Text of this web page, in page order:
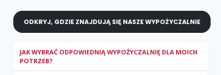
ODKRYJ, GDZIE ZNAJDUJĄ SIĘ NASZE WYPOŻYCZALNIE
JAK WYBRAĆ ODPOWIEDNIĄ WYPOŻYCZALNIĘ DLA MOICH
POTRZEB?